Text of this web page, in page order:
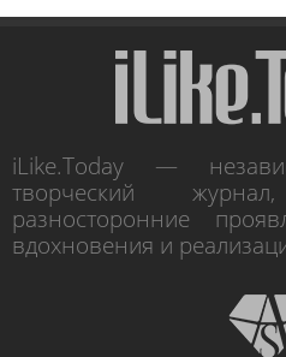
iLike.Today —
творческий
разносторонние
вдохновения и